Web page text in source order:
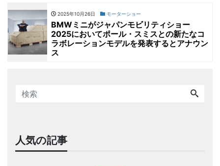
2025年10月26日 モーターショー
BMWミニがジャパンモビリティショー
2025においてポール・スミスとの新たなコ
ラボレーションモデルを発表するとアナウン
ス
人気の記事